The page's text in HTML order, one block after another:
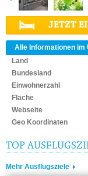
JETZT
Alle Informationen im
Land
Bundesland
Einwohnerzahl
Fläche
Webseite
Geo Koordinaten
TOP
Mehr Ausflugsziele